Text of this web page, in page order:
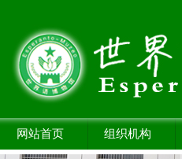
网站首页 组织机构